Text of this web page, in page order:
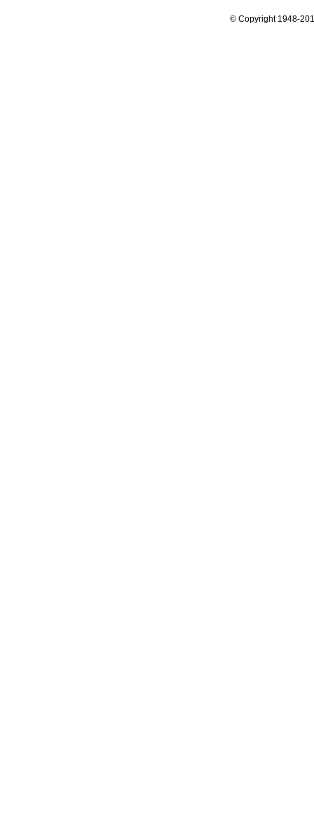
© Copyright 1948-